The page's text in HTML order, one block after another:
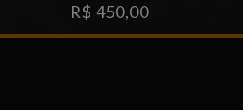
R$ 450,00